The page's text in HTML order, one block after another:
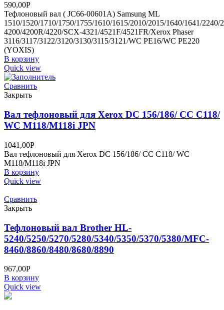
590,00Р
Тефлоновый вал ( JC66-00601A) Samsung ML
1510/1520/1710/1750/1755/1610/1615/2010/2015/1640/1641/
4200/4200R/4220/SCX-4321/4521F/4521FR/Xerox Phaser
3116/3117/3122/3120/3130/3115/3121/WC PE16/WC PE220
(YOXIS)
В корзину
Quick view
Сравнить
Закрыть
Вал тефлоновый для Xerox DC 156/186/ CC C118/
WC M118/M118i JPN
1041,00Р
Вал тефлоновый для Xerox DC 156/186/ CC C118/ WC
M118/M118i JPN
В корзину
Quick view
Сравнить
Закрыть
Тефлоновый вал Brother HL-
5240/5250/5270/5280/5340/5350/5370/5380/MFC-
8460/8860/8480/8680/8890
967,00Р
В корзину
Quick view